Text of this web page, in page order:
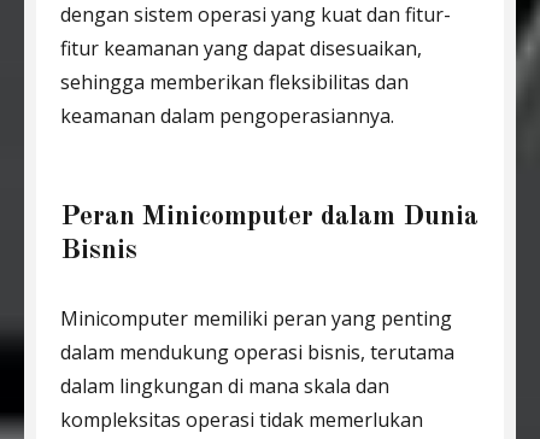
dengan sistem operasi yang kuat dan fitur-
fitur keamanan yang dapat disesuaikan,
sehingga memberikan fleksibilitas dan
keamanan dalam pengoperasiannya.
Peran Minicomputer dalam Dunia
Bisnis
Minicomputer memiliki peran yang penting
dalam mendukung operasi bisnis, terutama
dalam lingkungan di mana skala dan
kompleksitas operasi tidak memerlukan